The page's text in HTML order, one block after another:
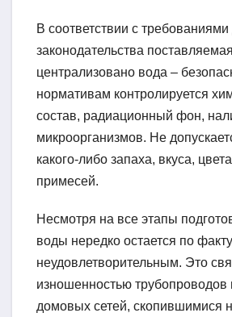
В соответствии с
законодательства
централизовано вода –
нормативам контролируется
состав, радиационный фон,
микроорганизмов. Не
какого-либо запаха, вкуса,
примесей.
Несмотря на все этапы
воды нередко остается по факту
неудовлетворительным. Это
изношенностью трубопроводов
домовых сетей, скопившимися